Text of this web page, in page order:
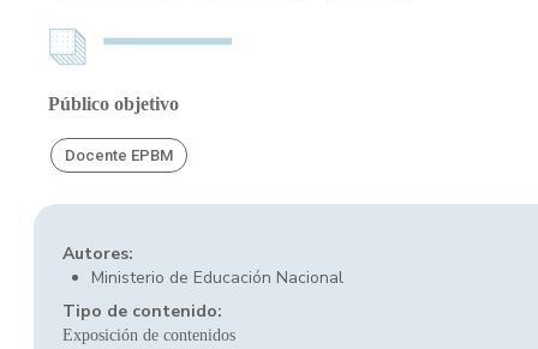
Público objetivo
Docente EPBM
Autores:
Ministerio de Educación Nacional
Tipo de contenido:
Exposición de contenidos